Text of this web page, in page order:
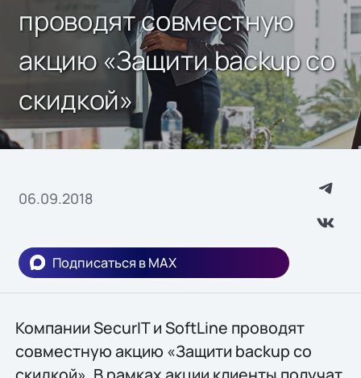
проводят совместную
акцию «Защити backup со
скидкой»
06.09.2018
Подписаться в MAX
Компании SecurIT и SoftLine проводят
совместную акцию «Защити backup со